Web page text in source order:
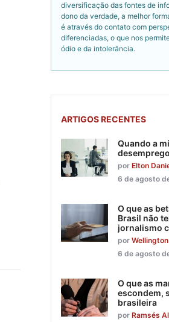
diversificação das fontes de
dono da verdade, a melhor
é através do contato com
diferenciadas, o que nos
ódio e da intolerância.
ARTIGOS RECENTES
Quando a
por Elton
6 de agosto
O que as
Brasil não
jornalismo
por
6 de agosto
O que as
escondem,
brasileira
por Ramsés